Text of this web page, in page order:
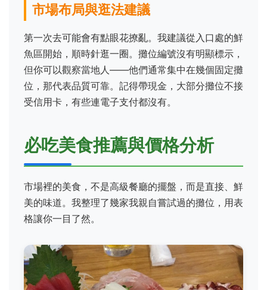
市場布局與逛法建議
第一次去可能會有點眼花撩亂。我建議從入口處的鮮
魚區開始，順時針逛一圈。攤位編號沒有明顯標示，
但你可以觀察當地人——他們通常集中在幾個固定攤
位，那代表品質可靠。記得帶現金，大部分攤位不接
受信用卡，有些連電子支付都沒有。
必吃美食推薦與價格分析
市場裡的美食，不是高級餐廳的擺盤，而是直接、鮮
美的味道。我整理了幾家我親自嘗試過的攤位，用表
格讓你一目了然。